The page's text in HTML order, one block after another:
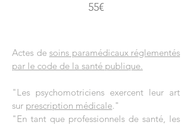
55€
Actes de soins paramédicaux réglementés
par le code de la santé publique.
"Les psychomotriciens exercent leur art
sur prescription médicale."
"En tant que professionnels de santé, les